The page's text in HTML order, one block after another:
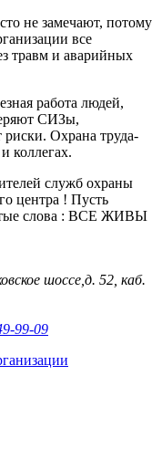
не замечают, потому
все
травм и аварийных
работа людей,
СИЗы,
Охрана труда-
коллегах.
служб охраны
центра ! Пусть
слова : ВСЕ ЖИВЫ
шоссе,д. 52, каб.
99-09